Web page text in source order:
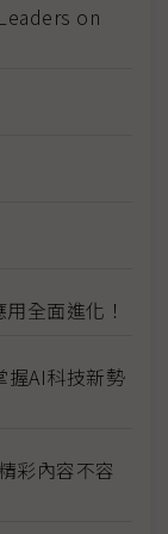
on
全面進化！
握AI科技新勢
彩內容不容